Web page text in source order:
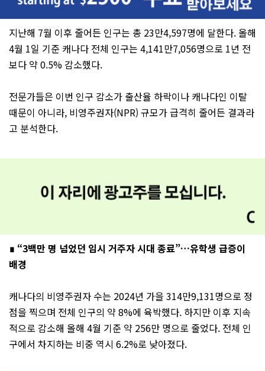
지난해 7월 이후 줄어든 인구는 총 23만4,597명에 달한다. 올해
4월 1일 기준 캐나다 전체 인구는 4,141만7,056명으로 1년 전
보다 약 0.5% 감소했다.
전문가들은 이번 인구 감소가 출산율 하락이나 캐나다인 이탈
때문이 아니라, 비영주권자(NPR) 규모가 급격히 줄어든 결과라
고 분석한다.
∎ “3백만 명 넘었던 임시 거주자 시대 종료”…유학생 급증이
배경
캐나다의 비영주권자 수는 2024년 가을 314만9,131명으로 정
점을 찍으며 전체 인구의 약 8%에 육박했다. 하지만 이후 지속
적으로 감소해 올해 4월 기준 약 256만 명으로 줄었다. 전체 인
구에서 차지하는 비중 역시 6.2%로 낮아졌다.